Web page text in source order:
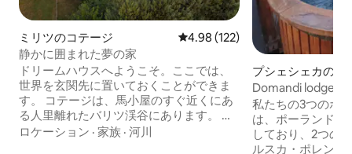
ミリツのコテージ レビュー122件、5つ星中4.98つ
4.98 (122)
静かに囲まれた夢の家
ドリームハウスへようこそ。ここでは、
世界を玄関先に置いておくことができま
す。 コテージは、馬小屋のすぐ近くにあ
る人里離れたバリツ渓谷にあります。 窓
からパドックと森を見渡せる場所で、彼
ロケーション · 家族 · 河川
プシェシェカのコ
Domandi lodge 1
サンデッキ、自然
私たちの3つのホ
は、ポーランドの
しており、2つの
ルスカ・ポレンバ